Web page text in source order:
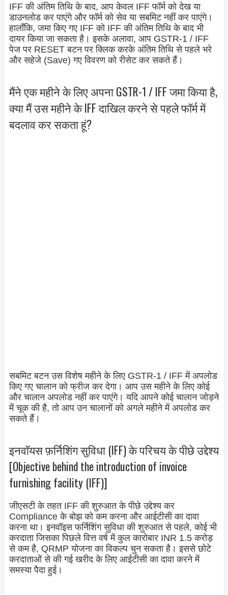
IFF की अंतिम तिथि के बाद, आप केवल IFF फॉर्म को देख या
डाउनलोड कर पाएंगे और फॉर्म को सेव या सबमिट नहीं कर पाएंगे।
हालाँकि, जमा किए गए IFF को IFF की अंतिम तिथि के बाद भी
दायर किया जा सकता है। इसके अलावा, आप GSTR-1 / IFF
पेज पर RESET बटन पर क्लिक करके अंतिम तिथि से पहले भरे
और सहेजे (Save) गए विवरण को रीसेट कर सकते हैं।
मैंने एक महीने के लिए अपना GSTR-1 / IFF जमा किया है,
क्या मैं उस महीने के IFF दाखिल करने से पहले फॉर्म में
बदलाव कर सकता हूं?
सबमिट बटन उस विशेष महीने के लिए GSTR-1 / IFF में अपलोड
किए गए चालान को फ्रीज कर देगा। आप उस महीने के लिए कोई
और चालान अपलोड नहीं कर पाएंगे। यदि आपने कोई चालान जोड़ने
में चूक की है, तो आप उन चालानों को अगले महीने में अपलोड कर
सकते हैं।
इनवॉयस फ़र्निशिंग सुविधा (IFF) के परिचय के पीछे उद्देश्य
[Objective behind the introduction of invoice
furnishing facility (IFF)]
जीएसटी के तहत IFF की शुरुआत के पीछे उद्देश्य कर
Compliance के बोझ को कम करना और आईटीसी का दावा
करना था। इनवॉइस फर्निशिंग सुविधा की शुरुआत से पहले, कोई भी
करदाता जिसका पिछले वित्त वर्ष में कुल कारोबार INR 1.5 करोड़
से कम है, QRMP योजना का विकल्प चुन सकता है। इससे छोटे
करदाताओं से की गई खरीद के लिए आईटीसी का दावा करने में
समस्या पैदा हुई।